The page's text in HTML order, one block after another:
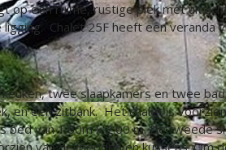
op een ruime, rustige plek met
Chalet 25F heeft een veranda
twee slaapkamers en twee
en een zitbank. Het chalet is
van 1.60m x 2.00 m. De tweede
van dekbedden en kussens. Om